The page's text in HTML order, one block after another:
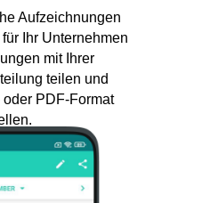
Aufzeichnungen
Ihr Unternehmen
mit Ihrer
teilen und
PDF-Format